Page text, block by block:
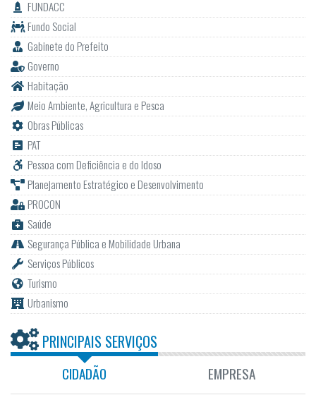
FUNDACC
Fundo Social
Gabinete do Prefeito
Governo
Habitação
Meio Ambiente, Agricultura e Pesca
Obras Públicas
PAT
Pessoa com Deficiência e do Idoso
Planejamento Estratégico e Desenvolvimento
PROCON
Saúde
Segurança Pública e Mobilidade Urbana
Serviços Públicos
Turismo
Urbanismo
PRINCIPAIS SERVIÇOS
CIDADÃO EMPRESA